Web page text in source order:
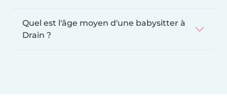
Quel est l'âge moyen d'une babysitter à
Drain ?